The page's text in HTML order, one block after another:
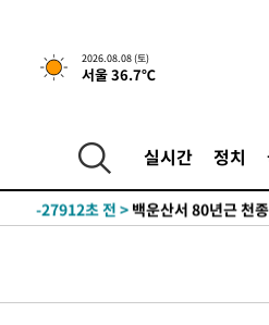
2026.08.08 (토)
서울 36.7℃
실시간 정치
1시간 전 >[속보]뉴욕증시 상승 마
-31805초 전 >
-27912초 전 > 백운산서 80년근 천
-22532초 전 >여수 오동도 해상서